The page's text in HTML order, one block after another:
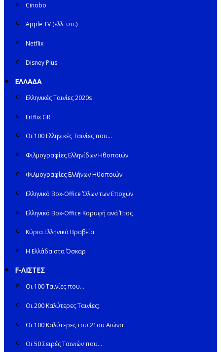
Cinobo
Apple TV (ελλ. υπ.)
Netflix
Disney Plus
ΕΛΛΑΔΑ
Ελληνικές Ταινίες 2020s
Ertflix GR
Οι 100 Ελληνικές Ταινίες που…
Φιλμογραφίες Ελληνίδων Ηθοποιών
Φιλμογραφίες Ελλήνων Ηθοποιών
Ελληνικό Box-Office Όλων των Εποχών
Ελληνικό Box-Office Κορυφή ανά Έτος
Κύρια Ελληνικά Βραβεία
Η Ελλάδα στα Όσκαρ
F-ΛΙΣΤΕΣ
Οι 100 Ταινίες που…
Οι 200 Καλύτερες Ταινίες;.
Οι 100 Καλύτερες του 21ου Αιώνα
Οι 50 Σειρές Ταινιών που…